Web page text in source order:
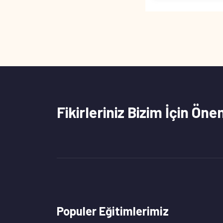
Fikirleriniz Bizim İçin
Populer Eğitimlerimiz